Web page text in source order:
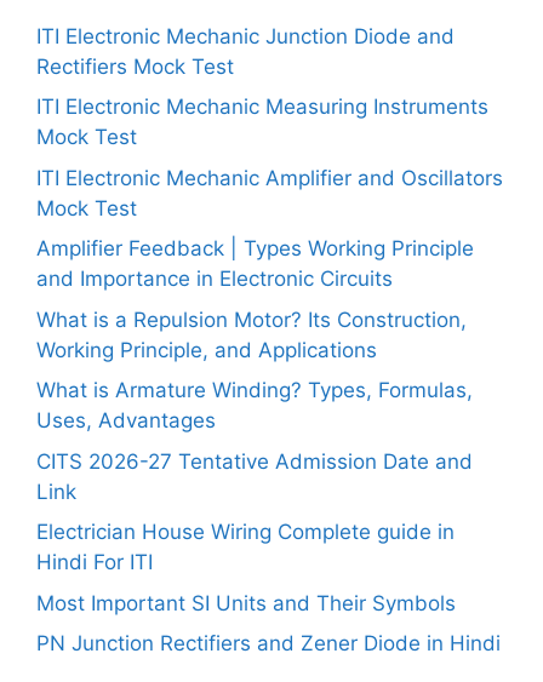
ITI Electronic Mechanic Junction Diode and
Rectifiers Mock Test
ITI Electronic Mechanic Measuring Instruments
Mock Test
ITI Electronic Mechanic Amplifier and Oscillators
Mock Test
Amplifier Feedback | Types Working Principle
and Importance in Electronic Circuits
What is a Repulsion Motor? Its Construction,
Working Principle, and Applications
What is Armature Winding? Types, Formulas,
Uses, Advantages
CITS 2026-27 Tentative Admission Date and
Link
Electrician House Wiring Complete guide in
Hindi For ITI
Most Important SI Units and Their Symbols
PN Junction Rectifiers and Zener Diode in Hindi